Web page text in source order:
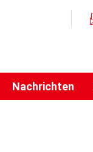
Nachrichten